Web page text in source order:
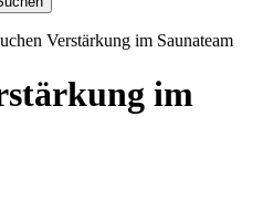
Verstärkung im Saunateam
im